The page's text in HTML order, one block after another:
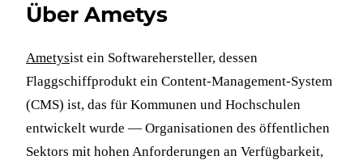
Über Ametys
Ametysist ein Softwarehersteller, dessen
Flaggschiffprodukt ein Content-Management-System
(CMS) ist, das für Kommunen und Hochschulen
entwickelt wurde — Organisationen des öffentlichen
Sektors mit hohen Anforderungen an Verfügbarkeit,